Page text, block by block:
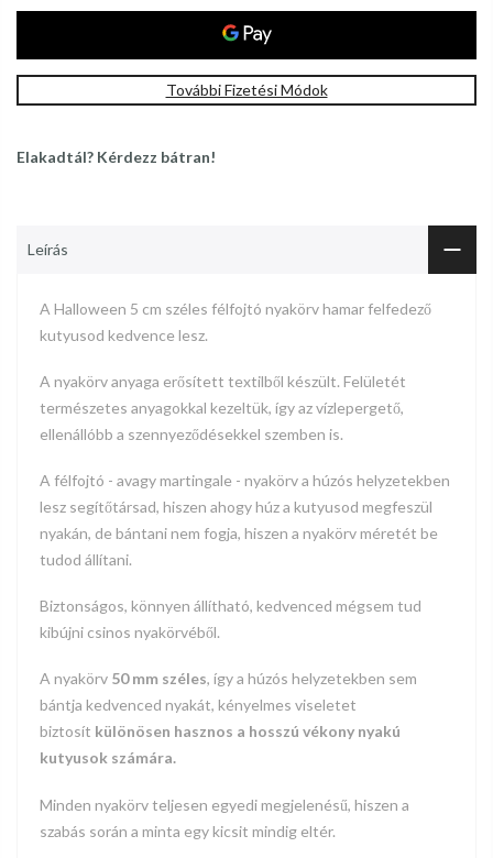
További Fizetési Módok
Elakadtál? Kérdezz bátran!
Leírás
A Halloween 5 cm széles félfojtó nyakörv hamar felfedező
kutyusod kedvence lesz.
A nyakörv anyaga erősített textilből készült. Felületét
természetes anyagokkal kezeltük, így az vízlepergető,
ellenállóbb a szennyeződésekkel szemben is.
A félfojtó - avagy martingale - nyakörv a húzós helyzetekben
lesz segítőtársad, hiszen ahogy húz a kutyusod megfeszül
nyakán, de bántani nem fogja, hiszen a nyakörv méretét be
tudod állítani.
Biztonságos, könnyen állítható, kedvenced mégsem tud
kibújni csinos nyakörvéből.
A nyakörv 50 mm széles, így a húzós helyzetekben sem
bántja kedvenced nyakát, kényelmes viseletet
biztosít különösen hasznos a hosszú vékony nyakú
kutyusok számára.
Minden nyakörv teljesen egyedi megjelenésű, hiszen a
szabás során a minta egy kicsit mindig eltér.